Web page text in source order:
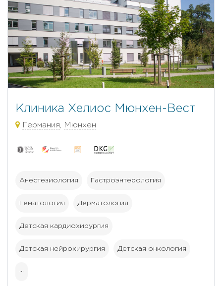
Клиника Хелиос Мюнхен-Вест
Германия, Мюнхен
Анестезиология Гастроэнтерология
Гематология Дерматология
Детская кардиохирургия
Детская нейрохирургия Детская онкология
···